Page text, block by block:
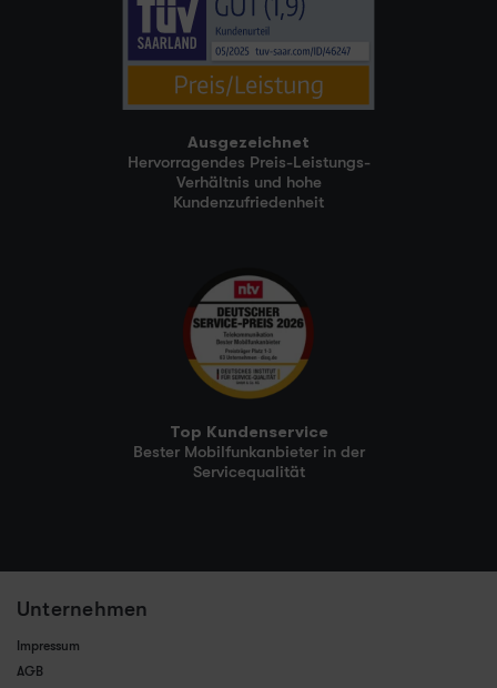
Ausgezeichnet
Hervorragendes Preis-Leistungs-
Verhältnis und hohe
Kundenzufriedenheit
Top Kundenservice
Bester Mobilfunkanbieter in der
Servicequalität
Unternehmen
Impressum
AGB